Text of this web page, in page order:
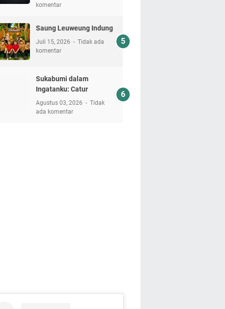
komentar
Saung Leuweung Indung
Juli 15, 2026
Tidak ada
komentar
Sukabumi dalam
Ingatanku: Catur
Agustus 03, 2026
Tidak
ada komentar